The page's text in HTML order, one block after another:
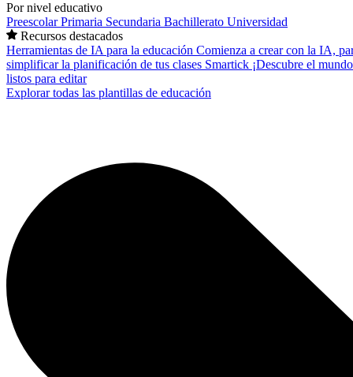
Por nivel educativo
PreescolarPrimaria Secundaria Bachillerato Universidad
Recursos destacados
Herramientas de IA para la educación Comienza a crear con la IA,
simplificar la planificación de tus clases Smartick ¡Descubre el
listos para editar
Explorar todas las plantillas de educación